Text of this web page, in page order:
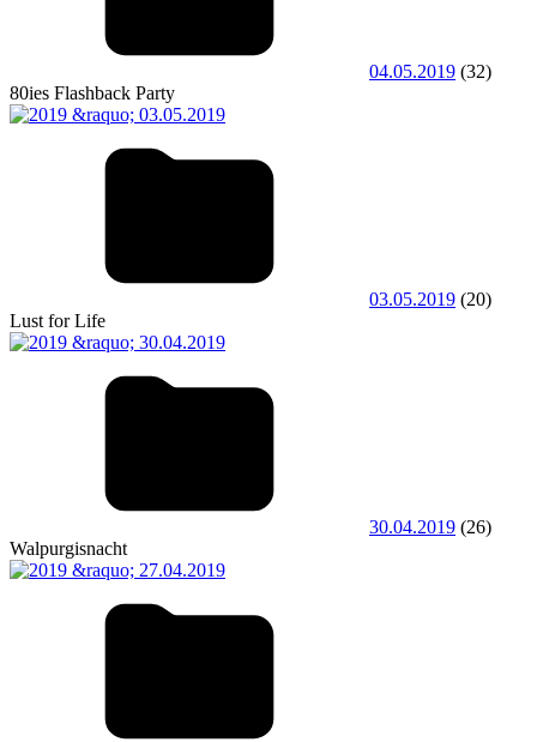
04.05.2019 (32)
80ies Flashback Party
03.05.2019 (20)
Lust for Life
30.04.2019 (26)
Walpurgisnacht